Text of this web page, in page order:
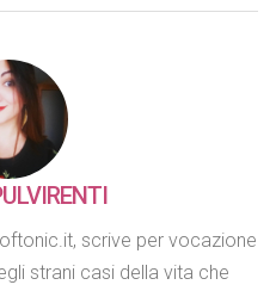
scrive per vocazione
strani casi della vita che